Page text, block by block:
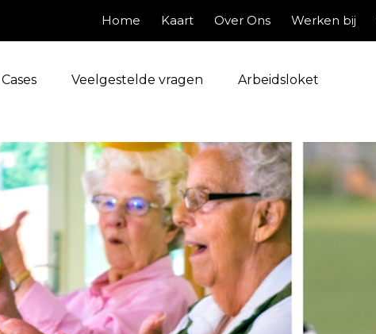
Home Kaart Over Ons Werken bij
Cases Veelgestelde vragen Arbeidsloket